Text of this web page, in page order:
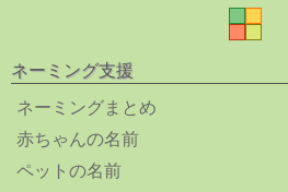
ネーミング支援
ネーミングまとめ
赤ちゃんの名前
ペットの名前